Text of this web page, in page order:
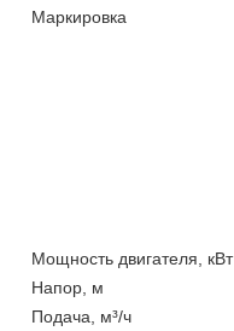
Маркировка
Мощность двигателя, кВт
Напор, м
Подача, м³/ч